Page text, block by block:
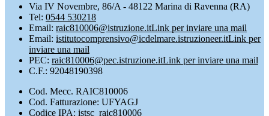
Via IV Novembre, 86/A - 48122 Marina di Ravenna (RA)
Tel: 0544 530218
Email: raic810006@istruzione.itLink per inviare una mail
Email: istitutocomprensivo@icdelmare.istruzioneer.itLink per
inviare una mail
PEC: raic810006@pec.istruzione.itLink per inviare una mail
C.F.: 92048190398
Cod. Mecc. RAIC810006
Cod. Fatturazione: UFYAGJ
Codice IPA: istsc_raic810006